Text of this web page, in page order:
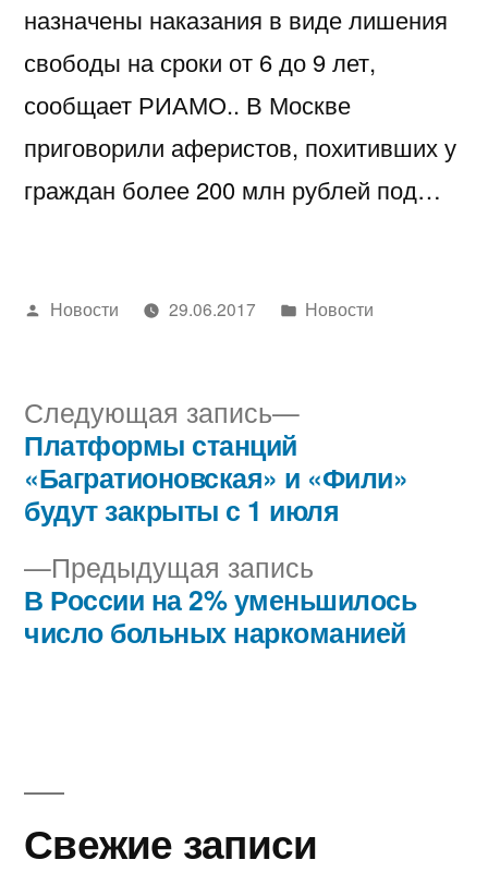
назначены наказания в виде лишения
свободы на сроки от 6 до 9 лет,
сообщает РИАМО.. В Москве
приговорили аферистов, похитивших у
граждан более 200 млн рублей под…
Написано
Новости 29.06.2017
Написано
Новости
Навигация
по
записям
Предыдущая запись
запись:
В России на 2% уменьшилось
число больных наркоманией
Следующая запись
Следующая
Платформы станций
«Багратионовская» и «Фили»
будут закрыты с 1 июля
Свежие записи